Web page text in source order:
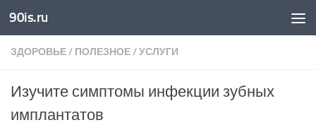
Skip to content
90is.ru
ЗДОРОВЬЕ/ ПОЛЕЗНОЕ/УСЛУГИ
Изучите симптомы инфекции зубных
имплантатов